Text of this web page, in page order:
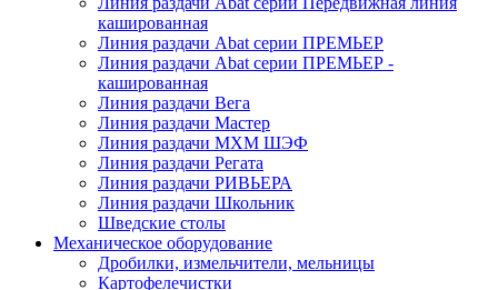
кашированная
Линия раздачи Abat серии ПРЕМЬЕР
Линия раздачи Abat серии ПРЕМЬЕР -
кашированная
Линия раздачи Вега
Линия раздачи Мастер
Линия раздачи МХМ ШЭФ
Линия раздачи Регата
Линия раздачи РИВЬЕРА
Линия раздачи Школьник
Шведские столы
Механическое оборудование
Дробилки, измельчители, мельницы
Картофелечистки